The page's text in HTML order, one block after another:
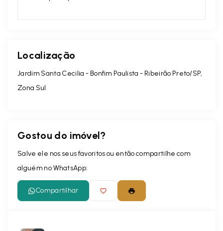
Localização
Jardim Santa Cecilia - Bonfim Paulista - Ribeirão Preto/SP,
Zona Sul
Gostou do imóvel?
Salve ele nos seus favoritos ou então compartilhe com
alguém no WhatsApp:
Compartilhar